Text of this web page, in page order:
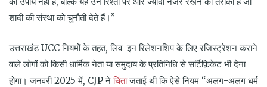
शादी की संस्था को चुनौती देते हैं।”
उत्तराखंड UCC नियमों के तहत, लिव-इन रिलेशनशिप के लिए रजिस्ट्रेशन कराने
वाले लोगों को किसी धार्मिक नेता या समुदाय के प्रतिनिधि से सर्टिफ़िकेट भी देना
होगा। जनवरी 2025 में, CJP नेचिंताजताई थी कि ऐसे नियम “अलग-अलग धर्म